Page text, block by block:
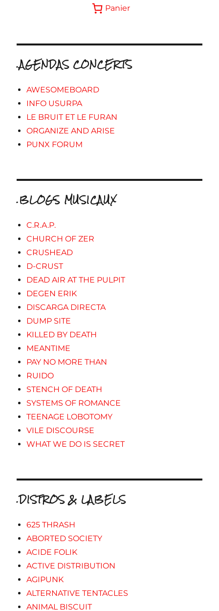
Panier
.AGENDAS CONCERTS
AWESOMEBOARD
INFO USURPA
LE BRUIT ET LE FURAN
ORGANIZE AND ARISE
PUNX FORUM
.BLOGS MUSICAUX
C.R.A.P.
CHURCH OF ZER
CRUSHEAD
D-CRUST
DEAD AIR AT THE PULPIT
DEGEN ERIK
DISCARGA DIRECTA
DUMP SITE
KILLED BY DEATH
MEANTIME
PAY NO MORE THAN
RUIDO
STENCH OF DEATH
SYSTEMS OF ROMANCE
TEENAGE LOBOTOMY
VILE DISCOURSE
WHAT WE DO IS SECRET
.DISTROS & LABELS
625 THRASH
ABORTED SOCIETY
ACIDE FOLIK
ACTIVE DISTRIBUTION
AGIPUNK
ALTERNATIVE TENTACLES
ANIMAL BISCUIT